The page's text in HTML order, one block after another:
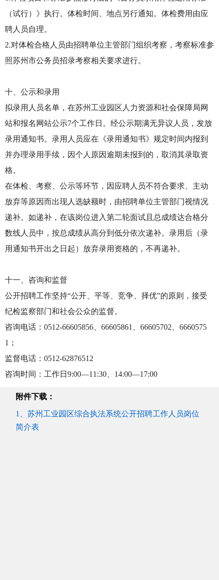
（试行）》执行。体检时间、地点另行通知。体检费用由应
聘人员自理。
2.对体检合格人员由招聘单位主管部门组织考察，考察标准参
照苏州市公务员招录考察相关要求进行。
十、公示和录用
拟录用人员名单，在苏州工业园区人力资源和社会保障局网
站和报名网站公示7个工作日。经公示期满无异议人员，发放
录用通知书。录用人员应在《录用通知书》规定时间内报到
并办理录用手续，因个人原因逾期未报到的，取消其录取资
格。
在体检、考察、公示等环节，因应聘人员不符合要求、主动
放弃等原因而出现人选缺额时，由招聘单位主管部门视情况
递补。如递补，在该岗位进入第二轮面试且总成绩达合格分
数线人员中，按总成绩从高分到低分依次递补。录用后（录
用通知书开出之日起）放弃录用资格的，不再递补。
十一、咨询和监督
公开招聘工作坚持“公开、平等、竞争、择优”的原则，接受
纪检监察部门和社会公众的监督。
咨询电话：0512-66605856、66605861、66605702、6660575
1；
监督电话：0512-62876512
咨询时间：工作日9:00—11:30、14:00—17:00
附件下载：
1、苏州工业园区综合执法系统公开招聘工作人员岗位
简介表